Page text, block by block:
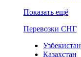
Показать ещё
Перевозки СНГ
Узбекистан
Казахстан